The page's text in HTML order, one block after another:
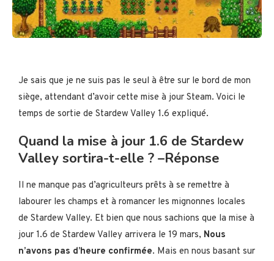
Je sais que je ne suis pas le seul à être sur le bord de mon
siège, attendant d’avoir cette mise à jour Steam. Voici le
temps de sortie de Stardew Valley 1.6 expliqué.
Quand la mise à jour 1.6 de Stardew
Valley sortira-t-elle ? –Réponse
Il ne manque pas d’agriculteurs prêts à se remettre à
labourer les champs et à romancer les mignonnes locales
de Stardew Valley. Et bien que nous sachions que la mise à
jour 1.6 de Stardew Valley arrivera le 19 mars, Nous
n’avons pas d’heure confirmée. Mais en nous basant sur